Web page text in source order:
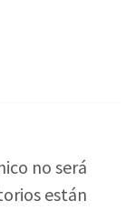
no será
están